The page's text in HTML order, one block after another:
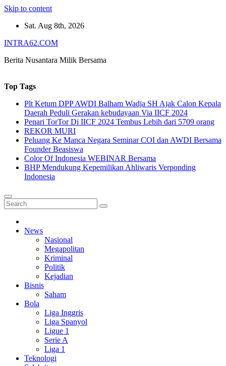
Skip to content
Sat. Aug 8th, 2026
INTRA62.COM
Berita Nusantara Milik Bersama
Top Tags
Plt Ketum DPP AWDI Balham Wadja SH Ajak Calon Kepala
Daerah Peduli Gerakan kebudayaan Via IICF 2024
Penari TorTor Di IICF 2024 Tembus Lebih dari 5709 orang
REKOR MURI
Peluang Ke Manca Negara Seminar COI dan AWDI Bersama
Founder Beasiswa
Color Of Indonesia WEBINAR Bersama
BHP Mendukung Kepemilikan Ahliwaris Verponding
Indonesia
News
Nasional
Megapolitan
Kriminal
Politik
Kejadian
Bisnis
Saham
Bola
Liga Inggris
Liga Spanyol
Ligue 1
Serie A
Liga 1
Teknologi